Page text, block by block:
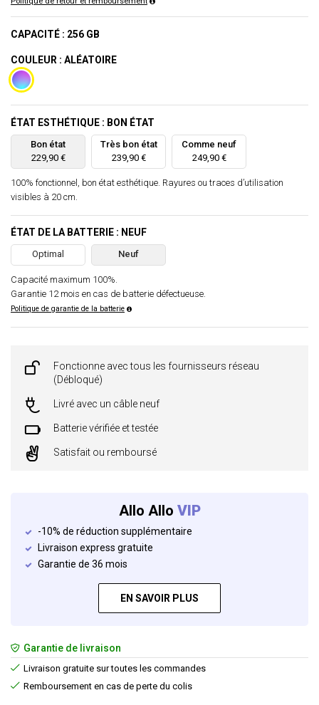
CAPACITÉ : 256 GB
COULEUR : ALÉATOIRE
ÉTAT ESTHÉTIQUE : BON ÉTAT
Bon état
229,90 €
Très bon état
239,90 €
Comme neuf
249,90 €
100% fonctionnel, bon état esthétique. Rayures ou traces d’utilisation
visibles à 20 cm.
ÉTAT DE LA BATTERIE : NEUF
Optimal Neuf
Capacité maximum 100%.
Garantie 12 mois en cas de batterie défectueuse.
Politique de garantie de la batterie
Fonctionne avec tous les fournisseurs réseau
(Débloqué)
Livré avec un câble neuf
Batterie vérifiée et testée
Satisfait ou remboursé
Allo Allo VIP
-10% de réduction supplémentaire
Livraison express gratuite
Garantie de 36 mois
EN SAVOIR PLUS
Garantie de livraison
Livraison gratuite sur toutes les commandes
Remboursement en cas de perte du colis